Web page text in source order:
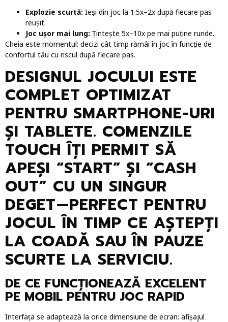
Explozie scurtă: Ieși din joc la 1.5x–2x după fiecare pas
reușit.
Joc ușor mai lung: Țintește 5x–10x pe mai puține runde.
Cheia este momentul: decizi cât timp rămâi în joc în funcție de
confortul tău cu riscul după fiecare pas.
DESIGNUL JOCULUI ESTE
COMPLET OPTIMIZAT
PENTRU SMARTPHONE-URI
ȘI TABLETE. COMENZILE
TOUCH ÎȚI PERMIT SĂ
APEȘI “START” ȘI “CASH
OUT” CU UN SINGUR
DEGET—PERFECT PENTRU
JOCUL ÎN TIMP CE AȘTEPȚI
LA COADĂ SAU ÎN PAUZE
SCURTE LA SERVICIU.
DE CE FUNCȚIONEAZĂ EXCELENT
PE MOBIL PENTRU JOC RAPID
Interfața se adaptează la orice dimensiune de ecran: afișajul